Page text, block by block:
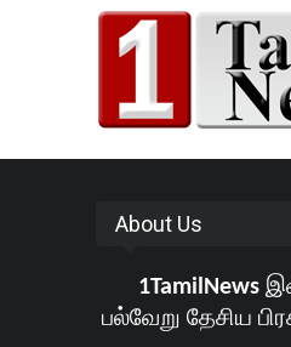
About Us
1TamilNews
பல்வேறு தேசிய